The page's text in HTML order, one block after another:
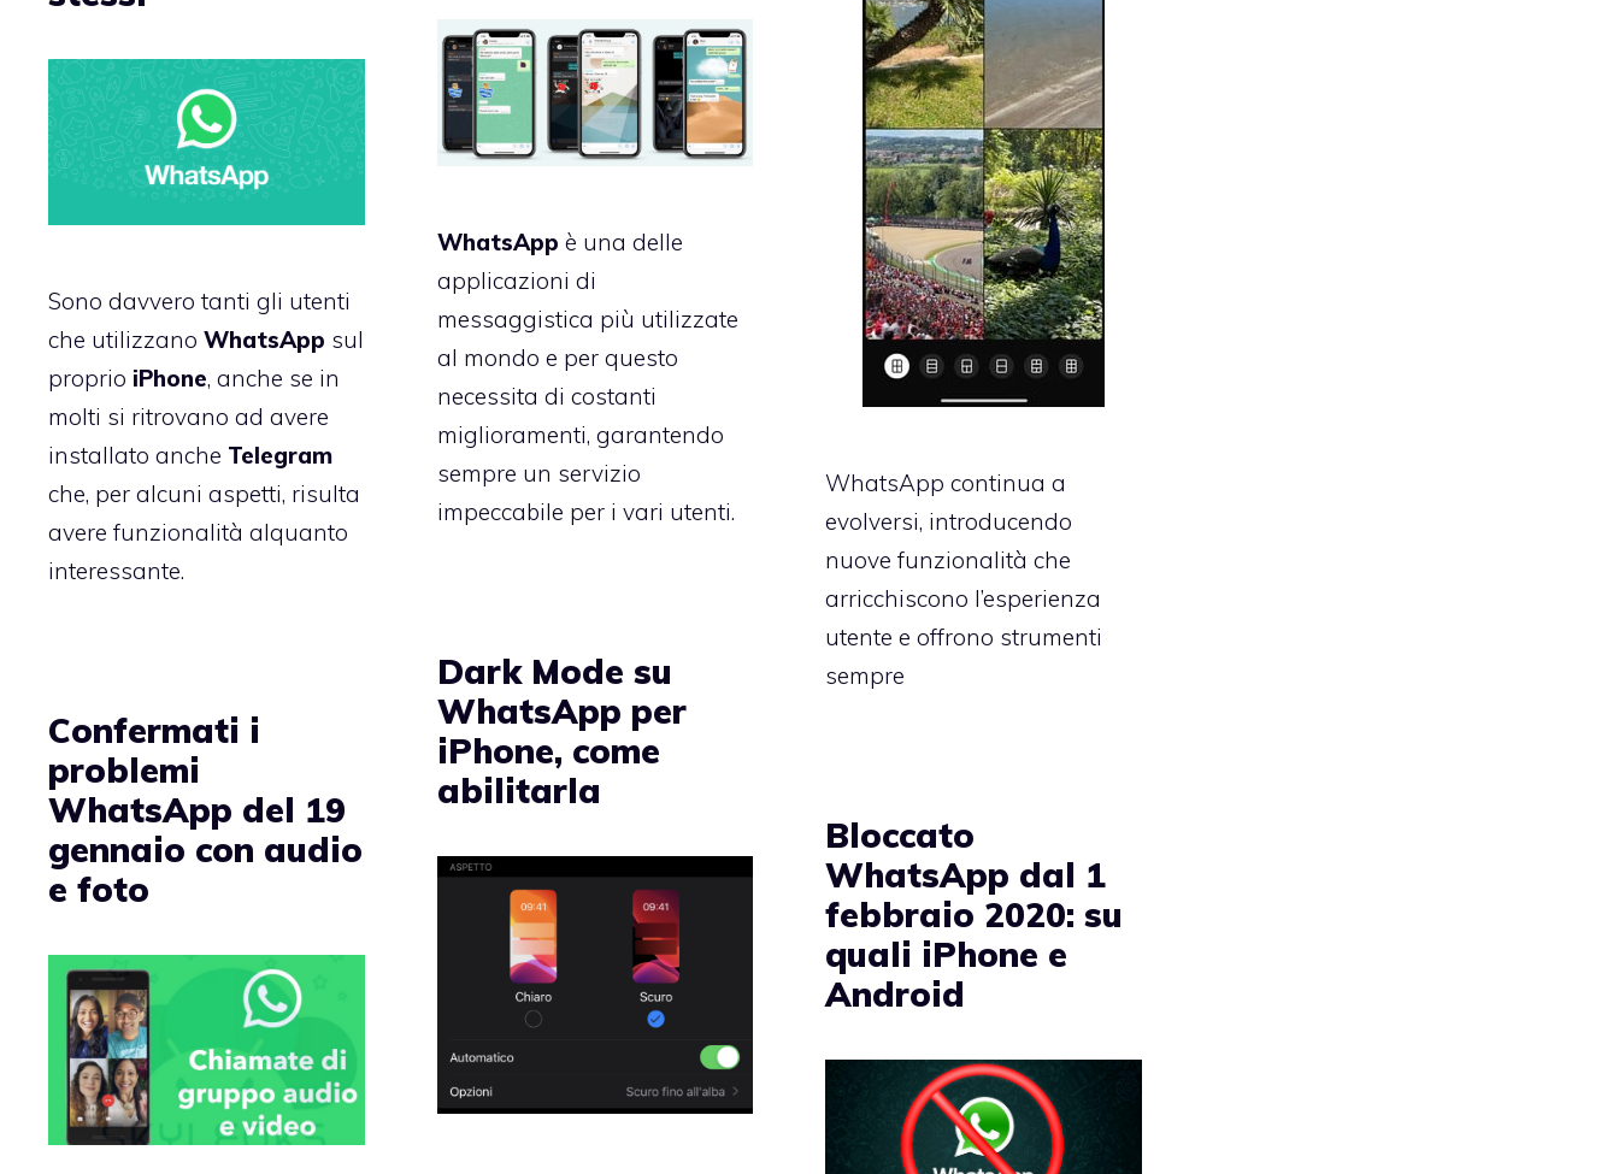
WhatsApp continua a
evolversi, introducendo
nuove funzionalità che
arricchiscono l’esperienza
utente e offrono strumenti
sempre
Sono davvero tanti gli utenti
che utilizzano WhatsApp sul
proprio iPhone, anche se in
molti si ritrovano ad avere
installato anche Telegram
che, per alcuni aspetti, risulta
avere funzionalità alquanto
interessante.
WhatsApp è una delle
applicazioni di
messaggistica più utilizzate
al mondo e per questo
necessita di costanti
miglioramenti, garantendo
sempre un servizio
impeccabile per i vari utenti.
Dark Mode su
WhatsApp per
iPhone, come
abilitarla
Confermati i
problemi
WhatsApp del 19
gennaio con audio
e foto
Bloccato
WhatsApp dal 1
febbraio 2020: su
quali iPhone e
Android